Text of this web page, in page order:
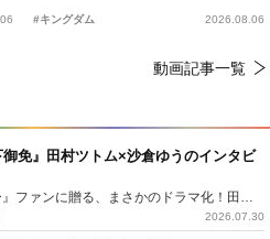
の“キングダムキャンプ”開催
#キングダム 2026.08.06
動画記事一覧
御免』田村ツトム×沙倉ゆうのインタビ
『侍タイムスリッパー』ファンに贈る、まさかのドラマ化！田村ツトム×沙倉ゆうのが語る『心配無用ノ介』撮影秘話
2026.07.30